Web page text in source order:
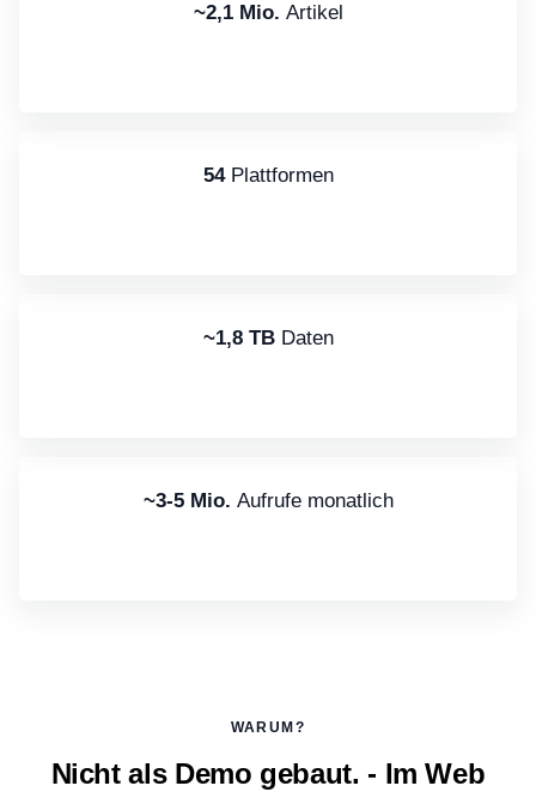
~2,1 Mio. Artikel
54 Plattformen
~1,8 TB Daten
~3-5 Mio. Aufrufe monatlich
WARUM?
Nicht als Demo gebaut. - Im Web